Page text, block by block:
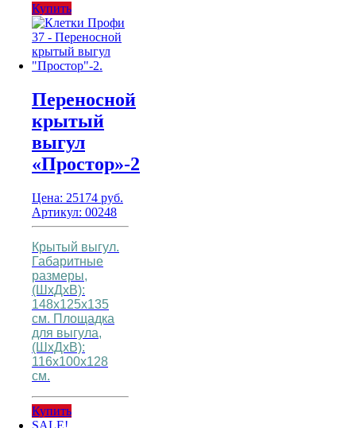
Купить
Переносной
крытый
выгул
«Простор»-2
Цена: 25174 руб.
Артикул: 00248
Крытый выгул.
Габаритные
размеры,
(ШхДхВ):
148х125х135
см. Площадка
для выгула,
(ШхДхВ):
116х100х128
см.
Купить
SALE!